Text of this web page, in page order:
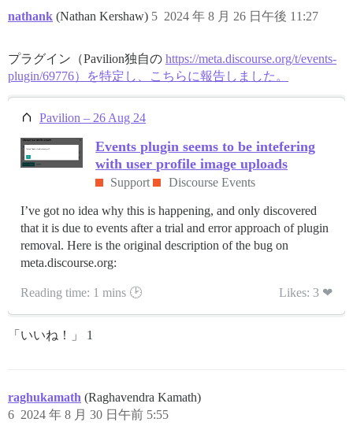
nathank (Nathan Kershaw) 2024 年 8 月 26 日午後 11:27
5
プラグイン（Pavilion独自の https://meta.discourse.org/t/events-
plugin/69776）を特定し、こちらに報告しました。
Pavilion – 26 Aug 24
Events plugin seems to be intefering
with user profile image uploads
Support Discourse Events
I’ve got no idea why this is happening, and only discovered
that it is due to events after a trial and error approach of plugin
removal. Here is the original description of the bug on
meta.discourse.org:
Reading time: 1 mins 🕑 Likes: 3 ❤
「いいね！」 1
raghukamath (Raghavendra Kamath)
2024 年 8 月 30 日午前 5:55
6